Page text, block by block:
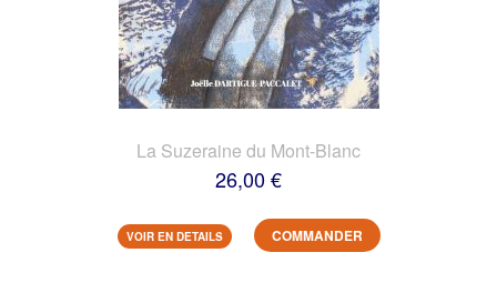
La Suzeraine du Mont-Blanc
26,00 €
VOIR EN DETAILS COMMANDER